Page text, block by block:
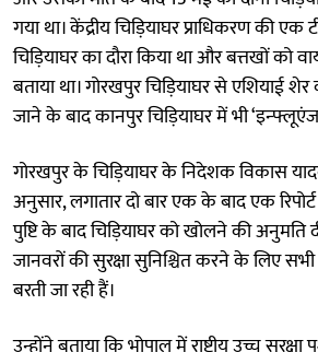
गया था। केंद्रीय चिड़ियाघर प्राधिकरण की एक
चिड़ियाघर का दौरा किया था और बत्तखों को
बताया था। गोरखपुर चिड़ियाघर से एशियाई
जाने के बाद कानपुर चिड़ियाघर में भी
गोरखपुर के चिड़ियाघर के निदेशक विकास
अनुसार, लगातार दो बार एक के बाद एक
पुष्टि के बाद चिड़ियाघर को खोलने की
जानवरों की सुरक्षा सुनिश्चित करने के लिए
बरती जा रही हैं।